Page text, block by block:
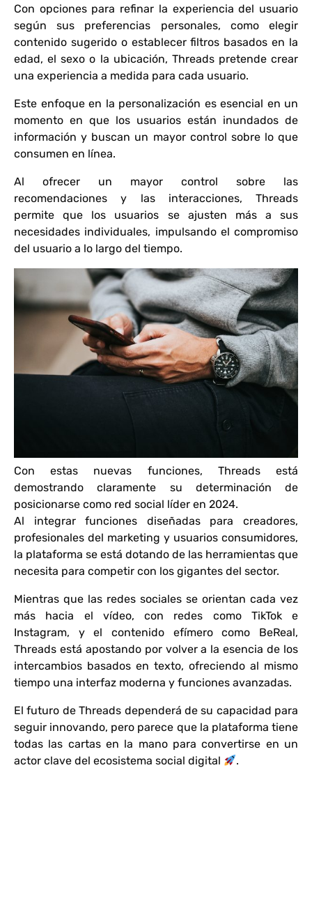
Con opciones para refinar la experiencia del usuario
según sus preferencias personales, como elegir
contenido sugerido o establecer filtros basados en la
edad, el sexo o la ubicación, Threads pretende crear
una experiencia a medida para cada usuario.
Este enfoque en la personalización es esencial en un
momento en que los usuarios están inundados de
información y buscan un mayor control sobre lo que
consumen en línea.
Al ofrecer un mayor control sobre las
recomendaciones y las interacciones, Threads
permite que los usuarios se ajusten más a sus
necesidades individuales, impulsando el compromiso
del usuario a lo largo del tiempo.
Con estas nuevas funciones, Threads está
demostrando claramente su determinación de
posicionarse como red social líder en 2024.
Al integrar funciones diseñadas para creadores,
profesionales del marketing y usuarios consumidores,
la plataforma se está dotando de las herramientas que
necesita para competir con los gigantes del sector.
Mientras que las redes sociales se orientan cada vez
más hacia el vídeo, con redes como TikTok e
Instagram, y el contenido efímero como BeReal,
Threads está apostando por volver a la esencia de los
intercambios basados en texto, ofreciendo al mismo
tiempo una interfaz moderna y funciones avanzadas.
El futuro de Threads dependerá de su capacidad para
seguir innovando, pero parece que la plataforma tiene
todas las cartas en la mano para convertirse en un
actor clave del ecosistema social digital
.